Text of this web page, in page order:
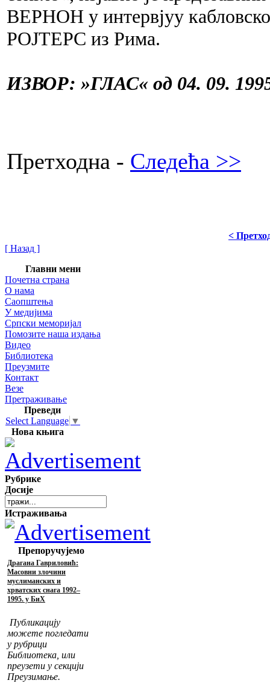
ВЕРНОН у интервјуу
РОЈТЕРС из Рима.
ИЗВОР: »ГЛАС« од 04. 09.
Претходна - Следећа >>
<
[ Назад ]
Главни мени
Почетна страна
О нама
Саопштења
У медијима
Српски меморијал
Помозите наша издања
Видео
Библиотека
Преузмите
Контакт
Везе
Претраживање
Преведи
Select Language ▼
Нова књига
Рубрике
Досије
Истраживања
Препоручујемо
Драгана Гавриловић:
Масовни злочини
муслиманских и
хрватских снага 1992–
1995. у БиХ
Публикацију
можете погледати
у рубрици
Библиотека, или
преузети у секцији
Преузимање.